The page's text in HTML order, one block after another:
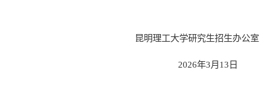
昆明理工大学研究生招生办公室
2026年3月 13 日